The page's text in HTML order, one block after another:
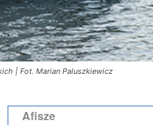
| Fot. Marian Paluszkiewicz
Afisze